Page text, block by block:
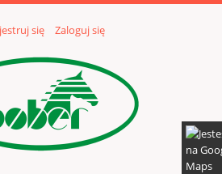
się Zaloguj się